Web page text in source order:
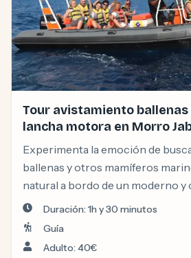
Tour avistamiento
lancha motora en Morro
Experimenta la emoción de
ballenas y otros mamíferos
natural a bordo de un moderno y
Disfruta de una excursión de 1,5
experto.
Duración: 1h y 30 minutos
Guía
Adulto: 40€